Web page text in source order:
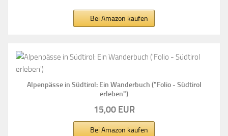
Bei Amazon kaufen
Alpenpässe in Südtirol: Ein Wanderbuch ("Folio - Südtirol
erleben")
15,00 EUR
Bei Amazon kaufen